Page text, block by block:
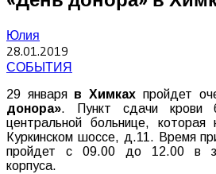
Юлия
28.01.2019
СОБЫТИЯ
29 января в Химках пройдет
донора». Пункт сдачи крови
центральной больнице,
Куркинском шоссе, д.11. Время
пройдет с 09.00 до 12.00 в
корпуса.